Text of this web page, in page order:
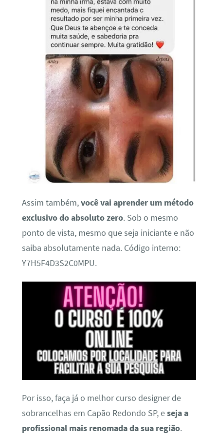
Assim também,você vai aprender um método
exclusivo do absoluto zero. Sob o mesmo
ponto de vista, mesmo que seja iniciante e não
saiba absolutamente nada. Código interno:
Y7H5F4D3S2C0MPU.
Por isso, faça já o melhor curso designer de
sobrancelhas em Capão Redondo SP, eseja a
profissional mais renomada da sua região.